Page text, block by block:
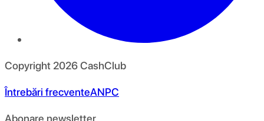
Copyright 2026CashClub
Întrebări frecventeANPC
Abonare newsletter